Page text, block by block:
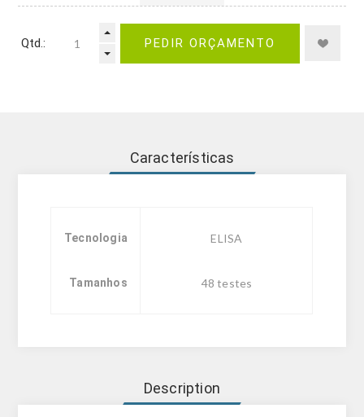
Qtd.: PEDIR ORÇAMENTO
Características
Tecnologia ELISA
Tamanhos 48 testes
Description